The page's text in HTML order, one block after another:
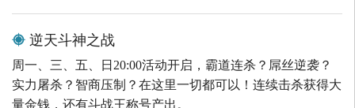
逆天斗神之战
周一、三、五、日20:00活动开启，霸道连杀？屌丝逆袭？
实力屠杀？智商压制？在这里一切都可以！连续击杀获得大
量金钱，还有斗战王称号产出。